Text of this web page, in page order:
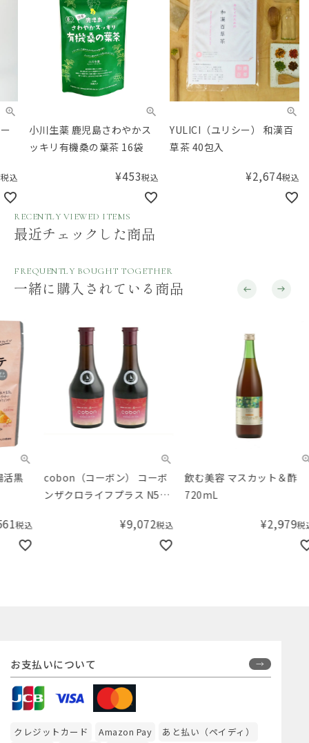
小川生薬 鹿児島さわやかス
ッキリ有機桑の葉茶 16袋
453税込
YULICI（ユリシー） 和漢百
草茶 40包入
2,674税込
カ
RECENTLY VIEWED ITEMS
最近チェックした商品
FREQUENTLY BOUGHT TOGETHER
一緒に購入されている商品
cobon（コーボン） コーボ
ンザクロライフプラス N525
税込
飲む美容 マスカット＆酢
720mL
税込
【
お支払いについて
クレジットカード Amazon Pay
あと払い（ペイディ）